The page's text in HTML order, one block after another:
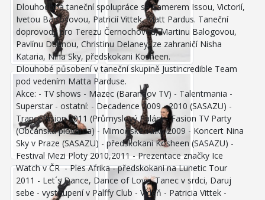
Dlouhodobá taneční spolupráce se Samerem Issou, Victorií,
Ivetou Bartošovou, Patricií Vittek, Matt Pardus. Taneční
doprovody pro Terezu Černochovou, Martinu Balogovou,
Pavlínu Dubnou, Christinu Delaney, ze zahraničí Nisha
Kataria, Nina Sky, předskokani Kosheen.
Dlouhobé působení v taneční skupině Justincredible Team
pod vedením Matta Parduse.
Akce: - TV shows - Mazec (Barandov TV) - Talentmania -
Superstar - ostatní: - Decadence 2009 - 2010 (SASAZU) -
Trancefusion 2011 (Průmyslový Palác) - Fasion TV Party
(Občanská plovárna) - Mimoňské války 2009 - Koncert Nina
Sky v Praze (SASAZU) - předskokani Kosheen (SASAZU) -
Festival Mezi Ploty 2010,2011 - Prezentace značky Ice
Watch v ČR - Ples Afrika - předskokani na Lunetic Tour
2011 - Let´s Dance, Dance of Love, Tanec v srdci, Daruj
sebe - vystoupení v Palffy Club - Vídeň - Patricia Vittek -